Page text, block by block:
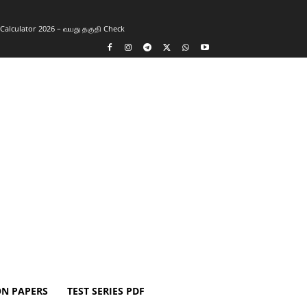
2026 – வயது தகுதி Check
PAPERS TEST SERIES PDF